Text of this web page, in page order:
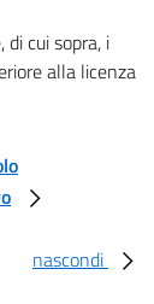
cui sopra, i
alla licenza
nascondi